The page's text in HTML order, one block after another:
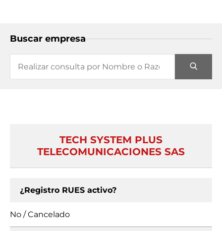
Buscar empresa
TECH SYSTEM PLUS
TELECOMUNICACIONES SAS
¿Registro RUES activo?
No / Cancelado